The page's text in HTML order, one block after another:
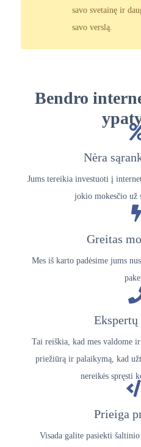
savo svetainę ir
savo verslą.
Bendro
Nėra
Jums tereikia investuoti į
jokio mokesčio už
Greitas
Mes iš karto padėsime jums
Ekspertų
Tai reiškia, kad mes valdome
priežiūrą ir palaikymą, kad
nereikės spręsti
Prieiga
Visada galite pasiekti